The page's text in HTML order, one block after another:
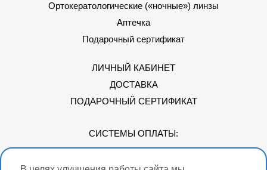
Ортокератологические («ночные») линзы
Аптечка
Подарочный сертификат
ЛИЧНЫЙ КАБИНЕТ
ДОСТАВКА
ПОДАРОЧНЫЙ СЕРТИФИКАТ
СИСТЕМЫ ОПЛАТЫ: